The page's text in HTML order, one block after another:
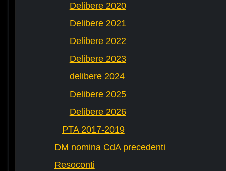
Delibere 2020
Delibere 2021
Delibere 2022
Delibere 2023
delibere 2024
Delibere 2025
Delibere 2026
PTA 2017-2019
DM nomina CdA precedenti
Resoconti